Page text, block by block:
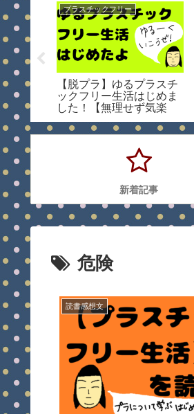
ダム3
ので感
プラスチックフリー
【脱プラ】ゆるプラスチ
ックフリー生活はじめま
した！【無理せず気楽
に】
新着記事
危険
読書感想文